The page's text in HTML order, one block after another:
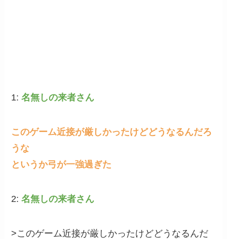
1:名無しの来者さん
このゲーム近接が厳しかったけどどうなるんだろ
うな
というか弓が一強過ぎた
2:名無しの来者さん
>このゲーム近接が厳しかったけどどうなるんだ